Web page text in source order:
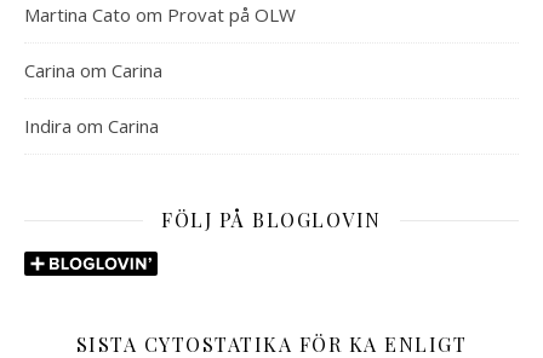
Martina Cato om Provat på OLW
Carina om Carina
Indira om Carina
FÖLJ PÅ BLOGLOVIN
SISTA CYTOSTATIKA FÖR KA ENLIGT